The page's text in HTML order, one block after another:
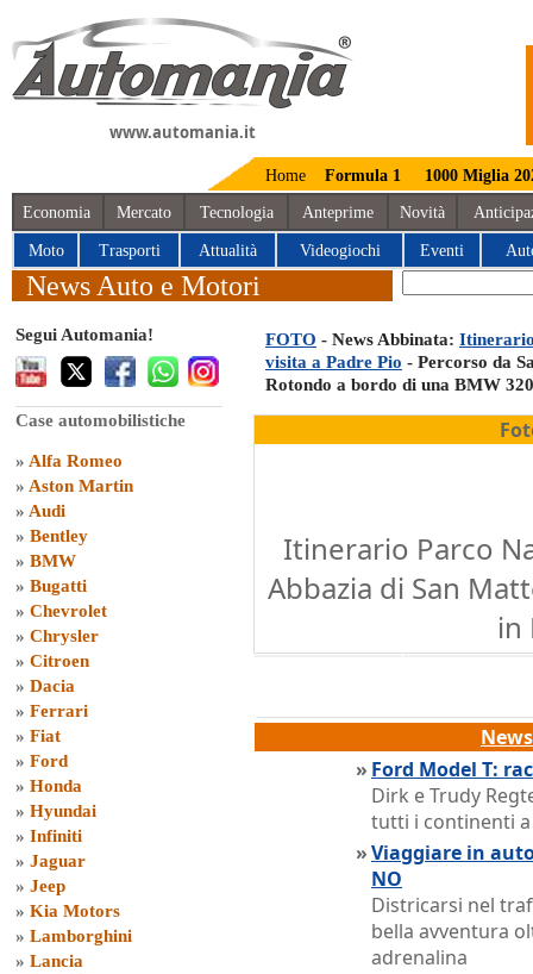
www.automania.it
Home Formula 1 1000 Miglia
Economia Mercato Tecnologia Anteprime Novità
Moto Trasporti Attualità Videogiochi Eventi
News Auto e Motori
Segui Automania!
Case automobilistiche
» Alfa Romeo
» Aston Martin
» Audi
» Bentley
» BMW
» Bugatti
» Chevrolet
» Chrysler
» Citroen
» Dacia
» Ferrari
» Fiat
» Ford
» Honda
» Hyundai
» Infiniti
» Jaguar
» Jeep
» Kia Motors
» Lamborghini
» Lancia
FOTO - News Abbinata:
visita a Padre Pio - Percorso da
Rotondo a bordo di una BMW
Itinerario Parco
Abbazia di San
in
» Ford Model T:
Dirk e Trudy
tutti i continenti
»Viaggiare in
NO
Districarsi nel
bella avventura
adrenalina